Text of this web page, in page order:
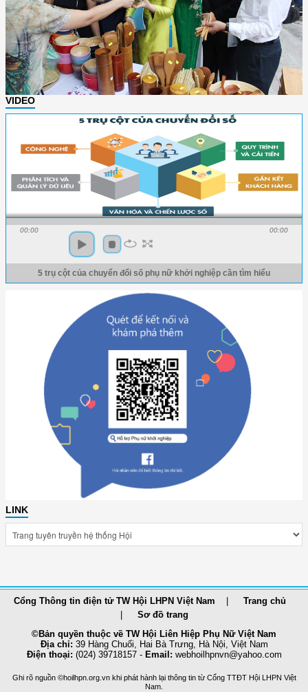
VIDEO
00:00 00:00
5 trụ cột của chuyển đổi số phụ nữ khởi nghiệp cần tìm hiểu
LINK
Cổng Thông tin điện tử TW Hội LHPN Việt Nam
Trang chủ
Sơ đồ trang
©Bản quyền thuộc về TW Hội Liên Hiệp Phụ Nữ Việt Nam
Địa chỉ: 39 Hàng Chuối, Hai Bà Trưng, Hà Nội, Việt Nam
Điện thoại: (024) 39718157 - Email: webhoilhpnvn@yahoo.com
Ghi rõ nguồn ©hoilhpn.org.vn khi phát hành lại thông tin từ Cổng TTÐT Hội LHPN Việt
Nam.